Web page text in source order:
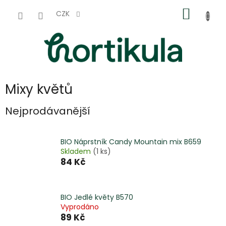
CZK
KOŠÍK
Mixy květů
Nejprodávanější
BIO Náprstník Candy Mountain mix B659
Skladem (1 ks)
84 Kč
BIO Jedlé květy B570
Vyprodáno
89 Kč